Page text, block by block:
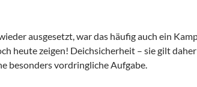
ausgesetzt, war das häufig auch ein
heute zeigen! Deichsicherheit – sie gilt
besonders vordringliche Aufgabe.